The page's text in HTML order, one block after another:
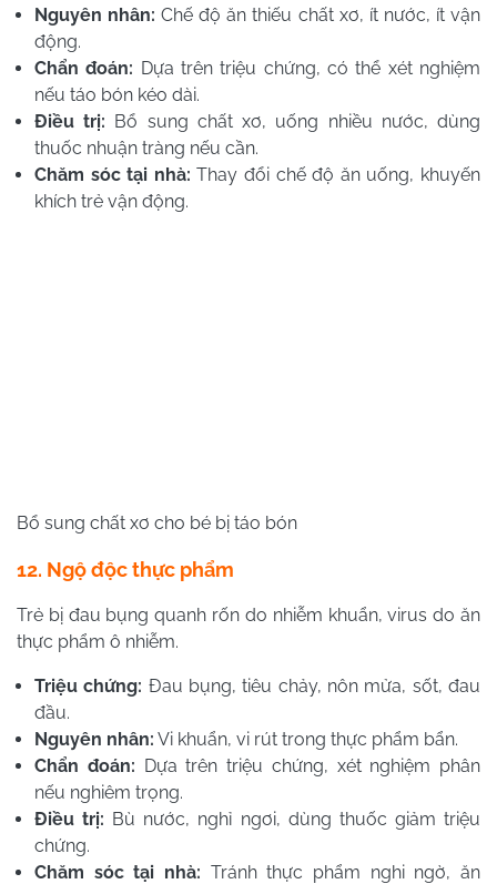
Nguyên nhân: Chế độ ăn thiếu chất xơ, ít nước, ít vận
động.
Chẩn đoán: Dựa trên triệu chứng, có thể xét nghiệm
nếu táo bón kéo dài.
Điều trị: Bổ sung chất xơ, uống nhiều nước, dùng
thuốc nhuận tràng nếu cần.
Chăm sóc tại nhà: Thay đổi chế độ ăn uống, khuyến
khích trẻ vận động.
Bổ sung chất xơ cho bé bị táo bón
12. Ngộ độc thực phẩm
Trẻ bị đau bụng quanh rốn do nhiễm khuẩn, virus do ăn
thực phẩm ô nhiễm.
Triệu chứng: Đau bụng, tiêu chảy, nôn mửa, sốt, đau
đầu.
Nguyên nhân: Vi khuẩn, vi rút trong thực phẩm bẩn.
Chẩn đoán: Dựa trên triệu chứng, xét nghiệm phân
nếu nghiêm trọng.
Điều trị: Bù nước, nghỉ ngơi, dùng thuốc giảm triệu
chứng.
Chăm sóc tại nhà: Tránh thực phẩm nghi ngờ, ăn